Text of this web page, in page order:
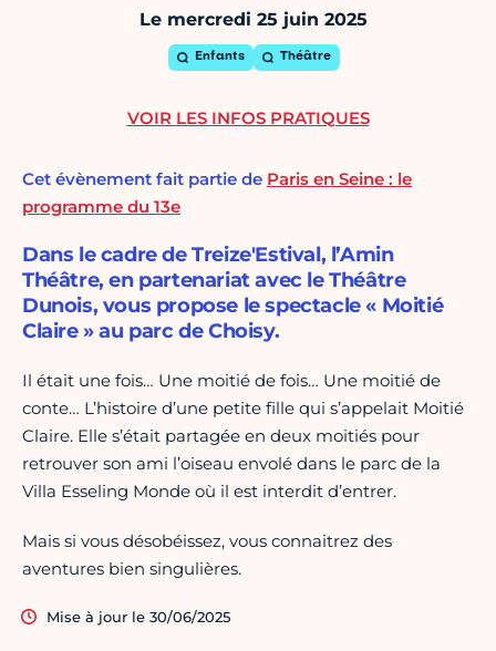
Le mercredi 25 juin 2025
Enfants Théâtre
Cet évènement fait partie de Paris en Seine : le
programme du 13e
Dans le cadre de Treize'Estival, l’Amin
Théâtre, en partenariat avec le Théâtre
Dunois, vous propose le spectacle « Moitié
Claire » au parc de Choisy.
Il était une fois… Une moitié de fois… Une moitié de
conte… L’histoire d’une petite fille qui s’appelait Moitié
Claire. Elle s’était partagée en deux moitiés pour
retrouver son ami l’oiseau envolé dans le parc de la
Villa Esseling Monde où il est interdit d’entrer.
Mais si vous désobéissez, vous connaitrez des
aventures bien singulières.
Mise à jour le 30/06/2025
VOIR LES INFOS PRATIQUES